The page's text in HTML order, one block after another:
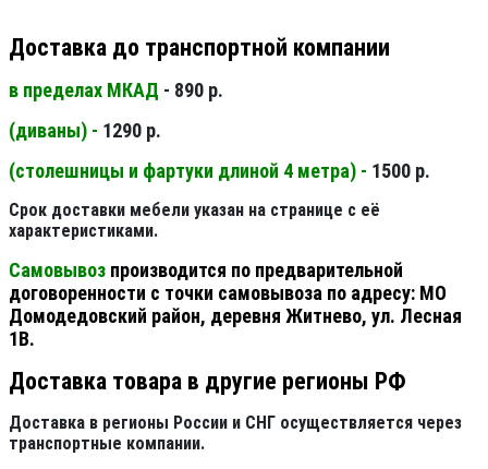
Доставка до транспортной компании
в пределах МКАД - 890 р.
(диваны) - 1290 р.
(столешницы и фартуки длиной 4 метра) - 1500 р.
Срок доставки мебели указан на странице с её
характеристиками.
Самовывоз производится по предварительной
договоренности с точки самовывоза по адресу: МО
Домодедовский район, деревня Житнево, ул. Лесная
1В.
Доставка товара в другие регионы РФ
Доставка в регионы России и СНГ осуществляется через
транспортные компании.